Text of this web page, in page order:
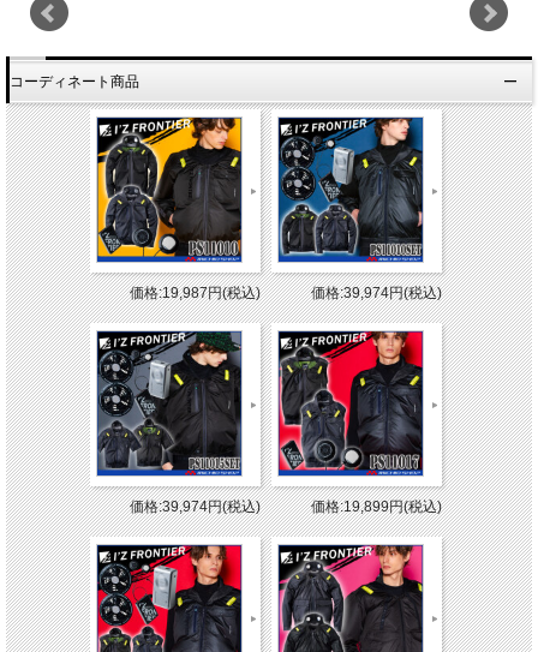
コーディネート商品
価格:19,987円(税込) 価格:39,974円(税込)
価格:39,974円(税込) 価格:19,899円(税込)